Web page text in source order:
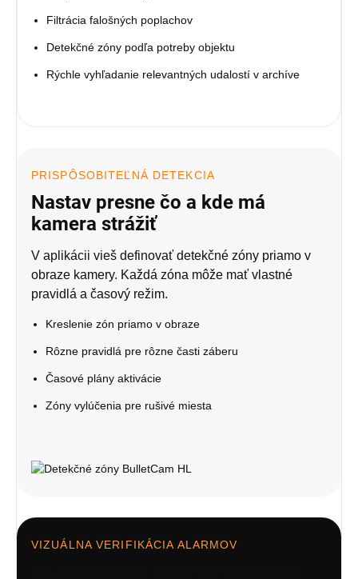
Filtrácia falošných poplachov
Detekčné zóny podľa potreby objektu
Rýchle vyhľadanie relevantných udalostí v archíve
PRISPÔSOBITEĽNÁ DETEKCIA
Nastav presne čo a kde má
kamera strážiť
V aplikácii vieš definovať detekčné zóny priamo v
obraze kamery. Každá zóna môže mať vlastné
pravidlá a časový režim.
Kreslenie zón priamo v obraze
Rôzne pravidlá pre rôzne časti záberu
Časové plány aktivácie
Zóny vylúčenia pre rušivé miesta
VIZUÁLNA VERIFIKÁCIA ALARMOV